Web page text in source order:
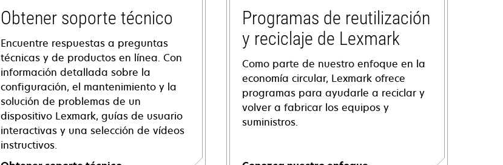
Obtener soporte técnico
Encuentre respuestas a preguntas
técnicas y de productos en línea. Con
información detallada sobre la
configuración, el mantenimiento y la
solución de problemas de un
dispositivo Lexmark, guías de usuario
interactivas y una selección de vídeos
instructivos.
Programas de reutilización
y reciclaje de Lexmark
Como parte de nuestro enfoque en la
economía circular, Lexmark ofrece
programas para ayudarle a reciclar y
volver a fabricar los equipos y
suministros.